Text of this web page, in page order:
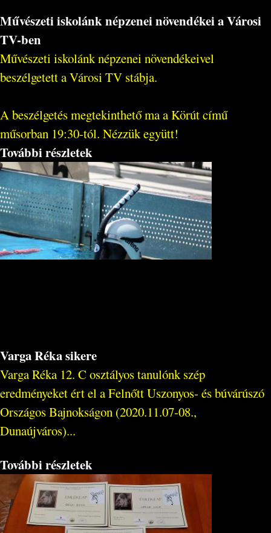
Művészeti iskolánk népzenei növendékei a Városi
TV-ben
Művészeti iskolánk népzenei növendékeivel
beszélgetett a Városi TV stábja.
A beszélgetés megtekinthető ma a Körút című
műsorban 19:30-tól. Nézzük együtt!
További részletek
Varga Réka sikere
Varga Réka 12. C osztályos tanulónk szép
eredményeket ért el a Felnőtt Uszonyos- és búvárúszó
Országos Bajnokságon (2020.11.07-08.,
Dunaújváros)...
További részletek